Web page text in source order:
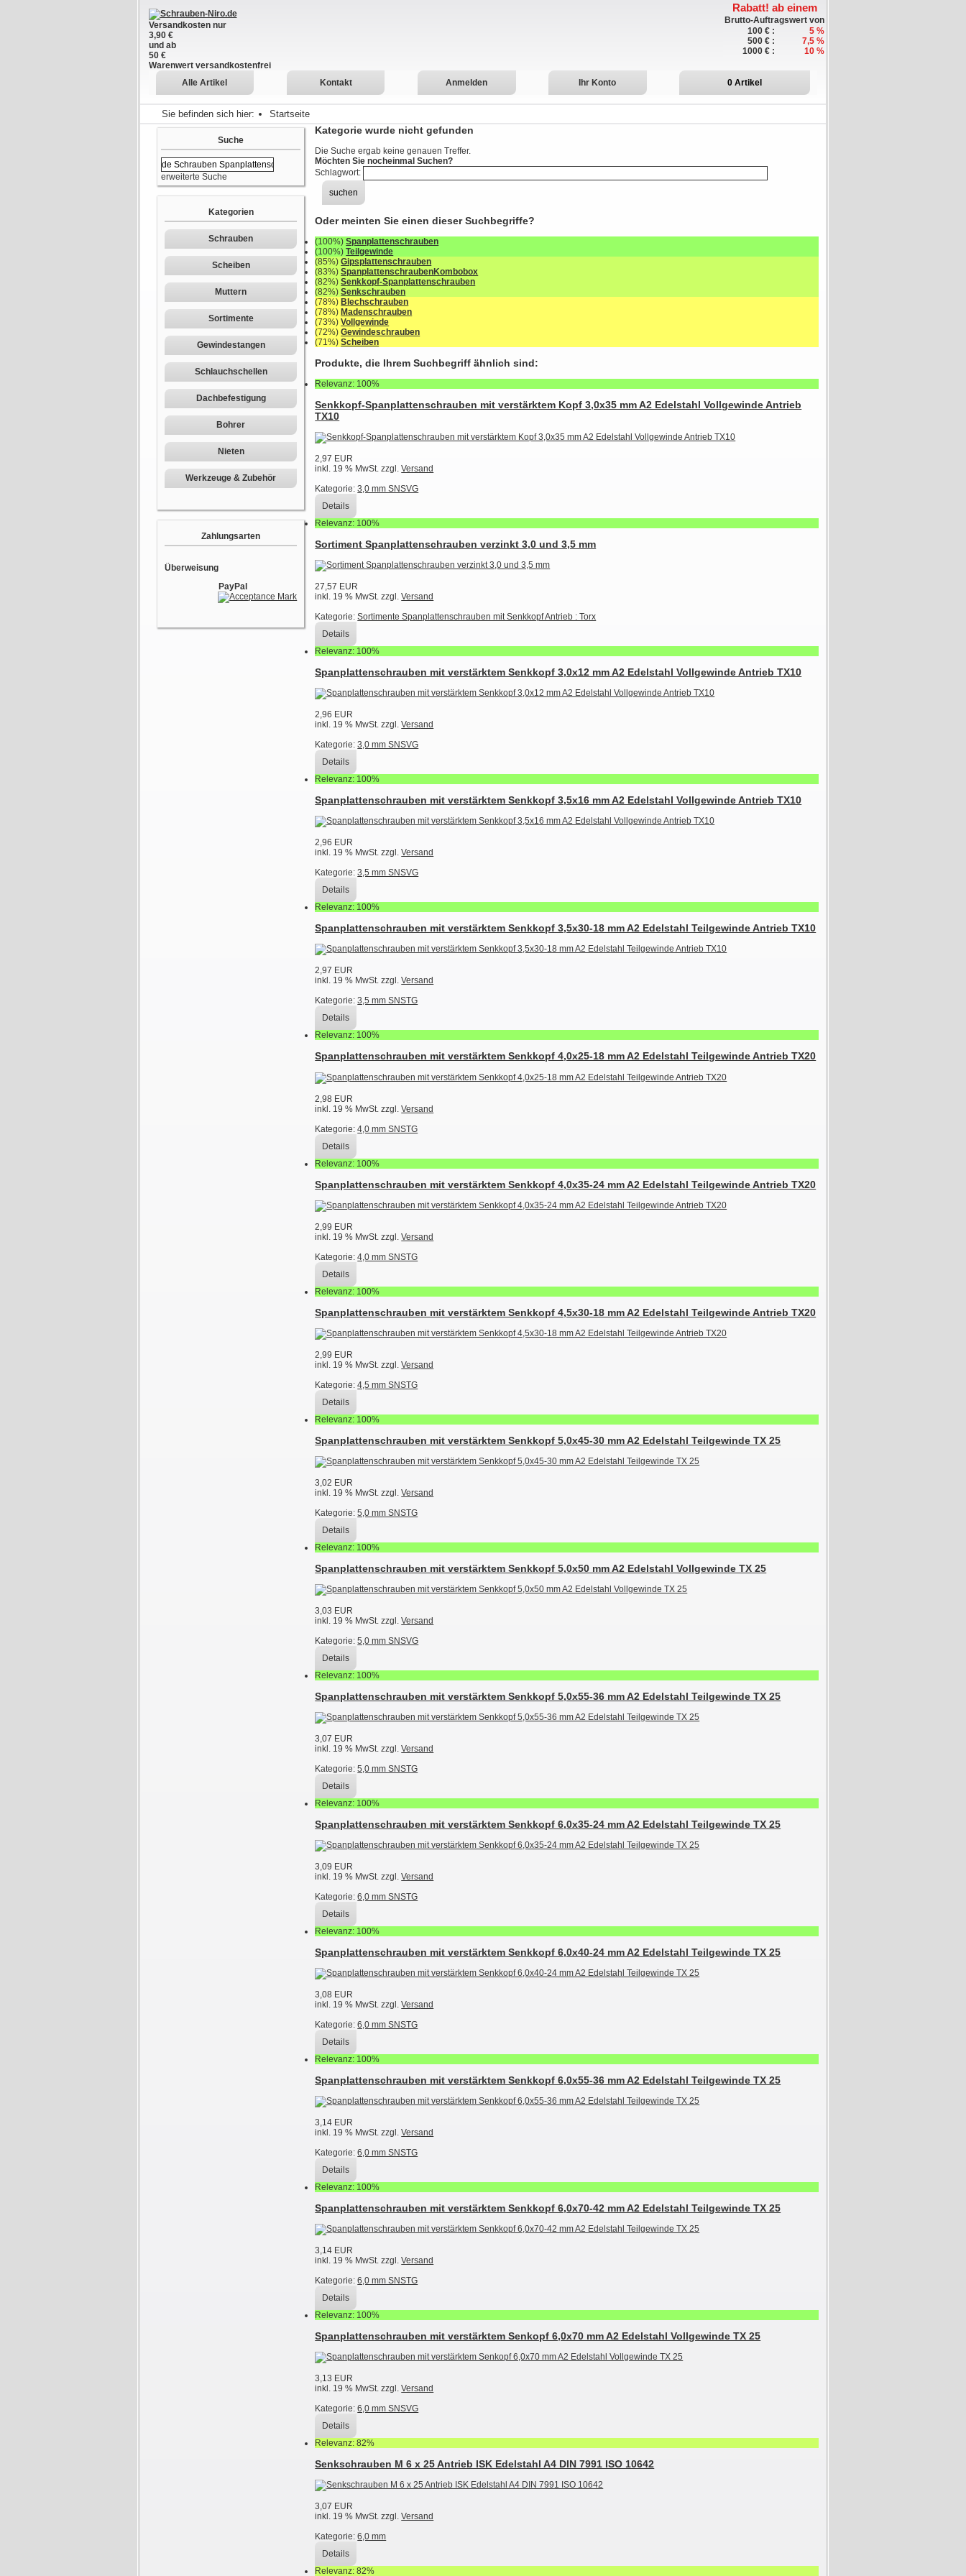
Versandkosten nur
3,90 €
und ab
50 €
Warenwert versandkostenfrei
Alle Artikel
Kontakt Anmelden Ihr Konto 0 Artikel
Sie befinden sich hier: Startseite
Suche
erweiterte Suche
Rabatt! ab einem
Brutto-Auftragswert von
100 € :
5 %
500 € :
7,5 %
1000 € :
10 %
Kategorien
Schrauben
Scheiben
Muttern
Sortimente
Gewindestangen
Schlauchschellen
Dachbefestigung
Bohrer
Nieten
Werkzeuge & Zubehör
Zahlungsarten
Überweisung
PayPal
Kategorie wurde nicht gefunden
Die Suche ergab keine genauen Treffer.
Möchten Sie nocheinmal Suchen?
Schlagwort:
Oder meinten Sie einen dieser Suchbegriffe?
(100%)Spanplattenschrauben
(100%)Teilgewinde
(85%)Gipsplattenschrauben
(83%)SpanplattenschraubenKombobox
(82%)Senkkopf-Spanplattenschrauben
(82%)Senkschrauben
(78%) Blechschrauben
(78%) Madenschrauben
(73%)Vollgewinde
(72%)Gewindeschrauben
(71%)Scheiben
Produkte, die Ihrem Suchbegriff ähnlich sind:
Relevanz: 100%
Senkkopf-Spanplattenschrauben mit verstärktem Kopf 3,0x35 mm A2 Edelstahl Vollgewinde Antrieb
TX10
2,97 EUR
inkl. 19 % MwSt. zzgl.Versand
Kategorie:3,0 mm SNSVG
Details
Relevanz: 100%
Sortiment Spanplattenschrauben verzinkt 3,0 und 3,5 mm
27,57 EUR
inkl. 19 % MwSt. zzgl.Versand
Kategorie:Sortimente Spanplattenschrauben mit Senkkopf Antrieb : Torx
Details
Relevanz: 100%
Spanplattenschrauben mit verstärktem Senkkopf 3,0x12 mm A2 Edelstahl Vollgewinde Antrieb TX10
2,96 EUR
inkl. 19 % MwSt. zzgl.Versand
Kategorie:3,0 mm SNSVG
Details
Relevanz: 100%
Spanplattenschrauben mit verstärktem Senkkopf 3,5x16 mm A2 Edelstahl Vollgewinde Antrieb TX10
2,96 EUR
inkl. 19 % MwSt. zzgl.Versand
Kategorie:3,5 mm SNSVG
Details
Relevanz: 100%
Spanplattenschrauben mit verstärktem Senkkopf 3,5x30-18 mm A2 Edelstahl Teilgewinde Antrieb TX10
2,97 EUR
inkl. 19 % MwSt. zzgl.Versand
Kategorie:3,5 mm SNSTG
Details
Relevanz: 100%
Spanplattenschrauben mit verstärktem Senkkopf 4,0x25-18 mm A2 Edelstahl Teilgewinde Antrieb TX20
2,98 EUR
inkl. 19 % MwSt. zzgl.Versand
Kategorie:4,0 mm SNSTG
Details
Relevanz: 100%
Spanplattenschrauben mit verstärktem Senkkopf 4,0x35-24 mm A2 Edelstahl Teilgewinde Antrieb TX20
2,99 EUR
inkl. 19 % MwSt. zzgl.Versand
Kategorie:4,0 mm SNSTG
Details
Relevanz: 100%
Spanplattenschrauben mit verstärktem Senkkopf 4,5x30-18 mm A2 Edelstahl Teilgewinde Antrieb TX20
2,99 EUR
inkl. 19 % MwSt. zzgl.Versand
Kategorie:4,5 mm SNSTG
Details
Relevanz: 100%
Spanplattenschrauben mit verstärktem Senkkopf 5,0x45-30 mm A2 Edelstahl Teilgewinde TX 25
3,02 EUR
inkl. 19 % MwSt. zzgl.Versand
Kategorie:5,0 mm SNSTG
Details
Relevanz: 100%
Spanplattenschrauben mit verstärktem Senkkopf 5,0x50 mm A2 Edelstahl Vollgewinde TX 25
3,03 EUR
inkl. 19 % MwSt. zzgl.Versand
Kategorie:5,0 mm SNSVG
Details
Relevanz: 100%
Spanplattenschrauben mit verstärktem Senkkopf 5,0x55-36 mm A2 Edelstahl Teilgewinde TX 25
3,07 EUR
inkl. 19 % MwSt. zzgl.Versand
Kategorie:5,0 mm SNSTG
Details
Relevanz: 100%
Spanplattenschrauben mit verstärktem Senkkopf 6,0x35-24 mm A2 Edelstahl Teilgewinde TX 25
3,09 EUR
inkl. 19 % MwSt. zzgl.Versand
Kategorie:6,0 mm SNSTG
Details
Relevanz: 100%
Spanplattenschrauben mit verstärktem Senkkopf 6,0x40-24 mm A2 Edelstahl Teilgewinde TX 25
3,08 EUR
inkl. 19 % MwSt. zzgl.Versand
Kategorie:6,0 mm SNSTG
Details
Relevanz: 100%
Spanplattenschrauben mit verstärktem Senkkopf 6,0x55-36 mm A2 Edelstahl Teilgewinde TX 25
3,14 EUR
inkl. 19 % MwSt. zzgl.Versand
Kategorie:6,0 mm SNSTG
Details
Relevanz: 100%
Spanplattenschrauben mit verstärktem Senkkopf 6,0x70-42 mm A2 Edelstahl Teilgewinde TX 25
3,14 EUR
inkl. 19 % MwSt. zzgl.Versand
Kategorie:6,0 mm SNSTG
Details
Relevanz: 100%
Spanplattenschrauben mit verstärktem Senkopf 6,0x70 mm A2 Edelstahl Vollgewinde TX 25
3,13 EUR
inkl. 19 % MwSt. zzgl.Versand
Kategorie:6,0 mm SNSVG
Details
Relevanz: 82%
Senkschrauben M 6 x 25 Antrieb ISK Edelstahl A4 DIN 7991 ISO 10642
3,07 EUR
inkl. 19 % MwSt. zzgl.Versand
Kategorie:6,0 mm
Details
Relevanz: 82%